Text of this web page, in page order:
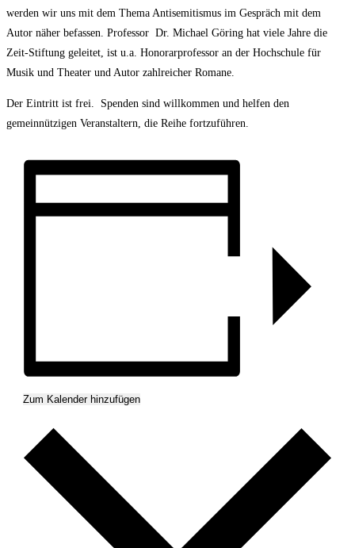
werden wir uns mit dem Thema Antisemitismus im Gespräch mit dem
Autor näher befassen. Professor Dr. Michael Göring hat viele Jahre die
Zeit-Stiftung geleitet, ist u.a. Honorarprofessor an der Hochschule für
Musik und Theater und Autor zahlreicher Romane.
Der Eintritt ist frei.
Spenden sind willkommen und helfen den
gemeinnützigen Veranstaltern, die Reihe fortzuführen.
Zum Kalender hinzufügen